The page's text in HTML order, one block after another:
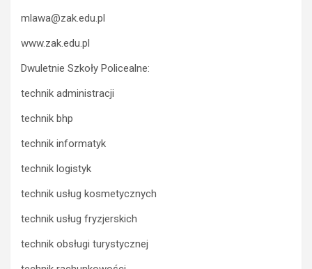
mlawa@zak.edu.pl
www.zak.edu.pl
Dwuletnie Szkoły Policealne:
technik administracji
technik bhp
technik informatyk
technik logistyk
technik usług kosmetycznych
technik usług fryzjerskich
technik obsługi turystycznej